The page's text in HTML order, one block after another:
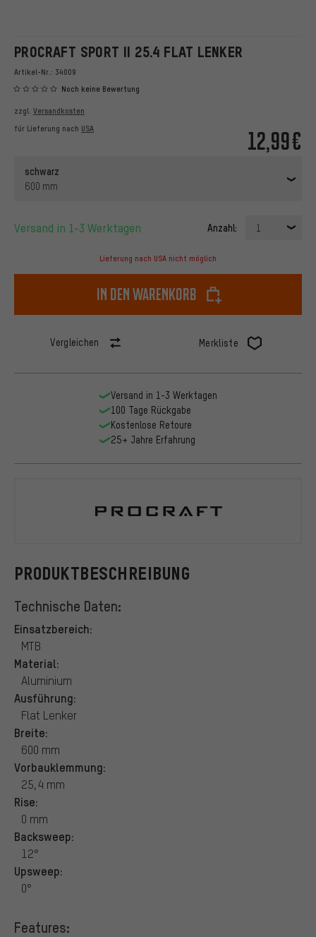
PROCRAFT SPORT II 25.4 FLAT LENKER
Artikel-Nr.: 34009
Noch keine Bewertung
12,99€
zzgl. Versandkosten
für Lieferung nach USA
schwarz
600 mm
Versand in 1-3 Werktagen Anzahl: 1
Lieferung nach USA nicht möglich
In den Warenkorb
Vergleichen Merkliste
PRODUKTBESCHREIBUNG
Technische Daten:
Einsatzbereich:
MTB
Material:
Aluminium
Ausführung:
Flat Lenker
Breite:
600 mm
Vorbauklemmung:
25,4 mm
Rise:
0 mm
Backsweep:
12°
Upsweep:
0°
Features:
Versand in 1-3 Werktagen
100 Tage Rückgabe
Kostenlose Retoure
25+ Jahre Erfahrung